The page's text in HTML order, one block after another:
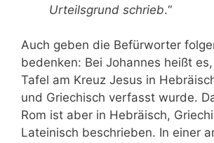
Urteilsgrund schrieb.“
Auch geben die Befürworter
bedenken: Bei Johannes heißt
Tafel am Kreuz Jesus in
und Griechisch verfasst wurde.
Rom ist aber in Hebräisch,
Lateinisch beschrieben. In einer